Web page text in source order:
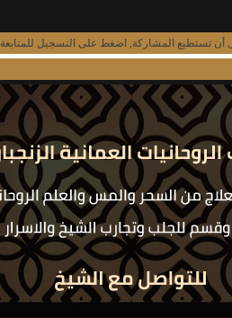
أن تستطيع المشاركة, اضغط على التسجيل للمتابعة